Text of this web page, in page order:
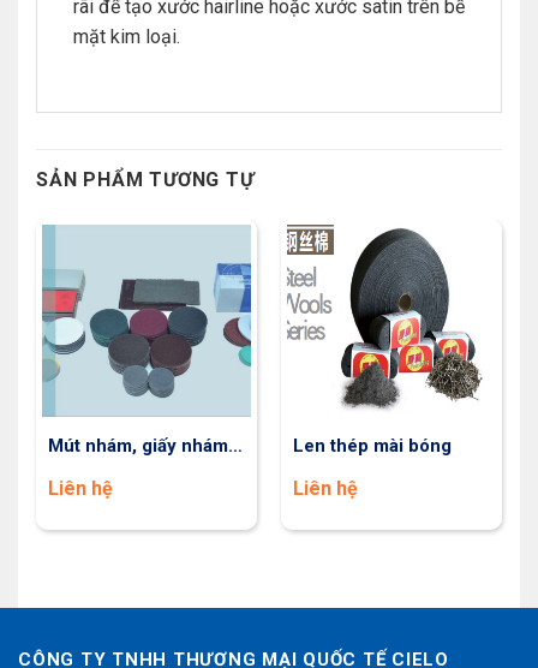
rãi để tạo xước hairline hoặc xước satin trên bề
mặt kim loại.
SẢN PHẨM TƯƠNG TỰ
Mút nhám, giấy nhám,
Liên hệ
Len thép mài bóng
Liên hệ
CÔNG TY TNHH THƯƠNG MẠI QUỐC TẾ CIELO